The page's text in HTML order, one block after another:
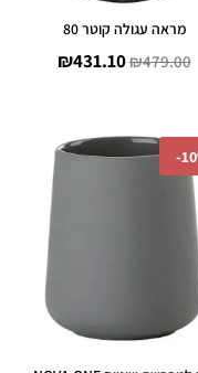
מראה עגולה קוטר 80
₪479.00
₪431.10
-
המחיר
המקורי
הנוכחי
הוא: